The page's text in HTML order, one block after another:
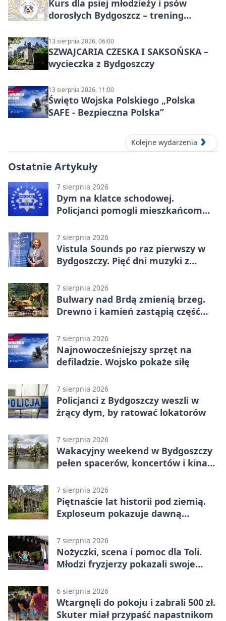
Kurs dla psiej młodzieży i psów
dorosłych Bydgoszcz – trening
13 sierpnia 2026, 06:00
SZWAJCARIA CZESKA I SAKSOŃSKA –
wycieczka z Bydgoszczy
13 sierpnia 2026, 11:00
Święto Wojska Polskiego „Polska
SAFE - Bezpieczna Polska”
Kolejne wydarzenia
Ostatnie Artykuły
7 sierpnia 2026
Dym na klatce schodowej.
Policjanci pomogli mieszkańcom
7 sierpnia 2026
Vistula Sounds po raz pierwszy w
Bydgoszczy. Pięć dni muzyki z
7 sierpnia 2026
Bulwary nad Brdą zmienią brzeg.
Drewno i kamień zastąpią część
7 sierpnia 2026
Najnowocześniejszy sprzęt na
defiladzie. Wojsko pokaże siłę
7 sierpnia 2026
Policjanci z Bydgoszczy weszli w
żrący dym, by ratować lokatorów
7 sierpnia 2026
Wakacyjny weekend w Bydgoszczy
pełen spacerów, koncertów i kina
7 sierpnia 2026
Piętnaście lat historii pod ziemią.
Exploseum pokazuje dawną
7 sierpnia 2026
Nożyczki, scena i pomoc dla Toli.
Młodzi fryzjerzy pokazali swoje
6 sierpnia 2026
Wtargnęli do pokoju i zabrali 500 zł.
Skuter miał przypaść napastnikom